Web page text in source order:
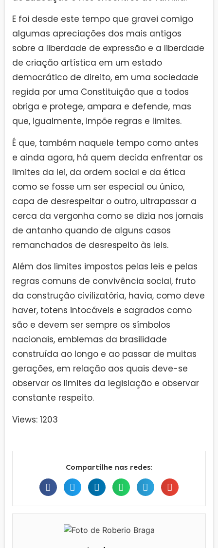
E foi desde este tempo que gravei comigo
algumas apreciações dos mais antigos
sobre a liberdade de expressão e a liberdade
de criação artística em um estado
democrático de direito, em uma sociedade
regida por uma Constituição que a todos
obriga e protege, ampara e defende, mas
que, igualmente, impõe regras e limites.
É que, também naquele tempo como antes
e ainda agora, há quem decida enfrentar os
limites da lei, da ordem social e da ética
como se fosse um ser especial ou único,
capa de desrespeitar o outro, ultrapassar a
cerca da vergonha como se dizia nos jornais
de antanho quando de alguns casos
remanchados de desrespeito às leis.
Além dos limites impostos pelas leis e pelas
regras comuns de convivência social, fruto
da construção civilizatória, havia, como deve
haver, totens intocáveis e sagrados como
são e devem ser sempre os símbolos
nacionais, emblemas da brasilidade
construída ao longo e ao passar de muitas
gerações, em relação aos quais deve-se
observar os limites da legislação e observar
constante respeito.
Views: 1203
Compartilhe nas redes: